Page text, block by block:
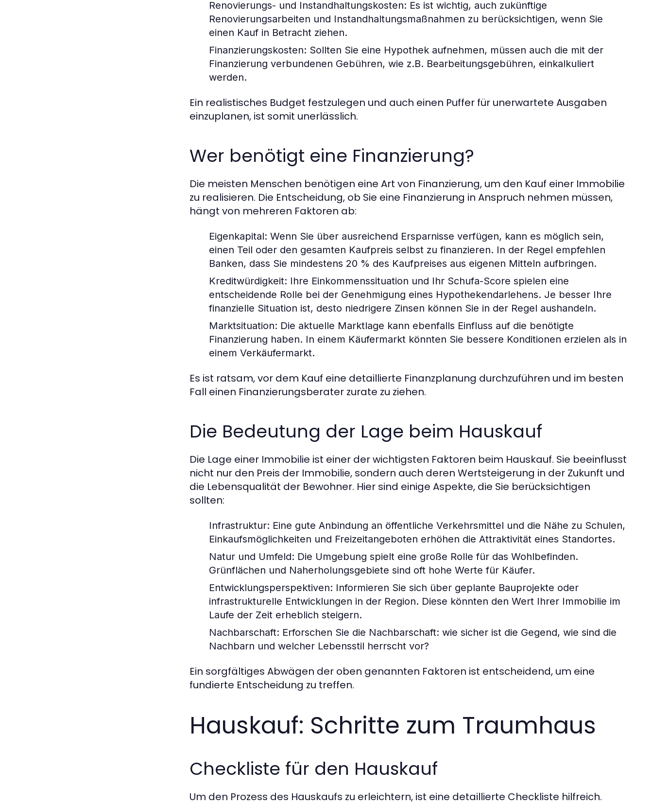
Renovierungs- und Instandhaltungskosten: Es ist wichtig, auch zukünftige
Renovierungsarbeiten und Instandhaltungsmaßnahmen zu berücksichtigen, wenn Sie
einen Kauf in Betracht ziehen.
Finanzierungskosten: Sollten Sie eine Hypothek aufnehmen, müssen auch die mit der
Finanzierung verbundenen Gebühren, wie z.B. Bearbeitungsgebühren, einkalkuliert
werden.
Ein realistisches Budget festzulegen und auch einen Puffer für unerwartete Ausgaben
einzuplanen, ist somit unerlässlich.
Wer benötigt eine Finanzierung?
Die meisten Menschen benötigen eine Art von Finanzierung, um den Kauf einer Immobilie
zu realisieren. Die Entscheidung, ob Sie eine Finanzierung in Anspruch nehmen müssen,
hängt von mehreren Faktoren ab:
Eigenkapital: Wenn Sie über ausreichend Ersparnisse verfügen, kann es möglich sein,
einen Teil oder den gesamten Kaufpreis selbst zu finanzieren. In der Regel empfehlen
Banken, dass Sie mindestens 20 % des Kaufpreises aus eigenen Mitteln aufbringen.
Kreditwürdigkeit: Ihre Einkommenssituation und Ihr Schufa-Score spielen eine
entscheidende Rolle bei der Genehmigung eines Hypothekendarlehens. Je besser Ihre
finanzielle Situation ist, desto niedrigere Zinsen können Sie in der Regel aushandeln.
Marktsituation: Die aktuelle Marktlage kann ebenfalls Einfluss auf die benötigte
Finanzierung haben. In einem Käufermarkt könnten Sie bessere Konditionen erzielen als in
einem Verkäufermarkt.
Es ist ratsam, vor dem Kauf eine detaillierte Finanzplanung durchzuführen und im besten
Fall einen Finanzierungsberater zurate zu ziehen.
Die Bedeutung der Lage beim Hauskauf
Die Lage einer Immobilie ist einer der wichtigsten Faktoren beim Hauskauf. Sie beeinflusst
nicht nur den Preis der Immobilie, sondern auch deren Wertsteigerung in der Zukunft und
die Lebensqualität der Bewohner. Hier sind einige Aspekte, die Sie berücksichtigen
sollten:
Infrastruktur: Eine gute Anbindung an öffentliche Verkehrsmittel und die Nähe zu Schulen,
Einkaufsmöglichkeiten und Freizeitangeboten erhöhen die Attraktivität eines Standortes.
Natur und Umfeld: Die Umgebung spielt eine große Rolle für das Wohlbefinden.
Grünflächen und Naherholungsgebiete sind oft hohe Werte für Käufer.
Entwicklungsperspektiven: Informieren Sie sich über geplante Bauprojekte oder
infrastrukturelle Entwicklungen in der Region. Diese könnten den Wert Ihrer Immobilie im
Laufe der Zeit erheblich steigern.
Nachbarschaft: Erforschen Sie die Nachbarschaft: wie sicher ist die Gegend, wie sind die
Nachbarn und welcher Lebensstil herrscht vor?
Ein sorgfältiges Abwägen der oben genannten Faktoren ist entscheidend, um eine
fundierte Entscheidung zu treffen.
Hauskauf: Schritte zum Traumhaus
Checkliste für den Hauskauf
Um den Prozess des Hauskaufs zu erleichtern, ist eine detaillierte Checkliste hilfreich.